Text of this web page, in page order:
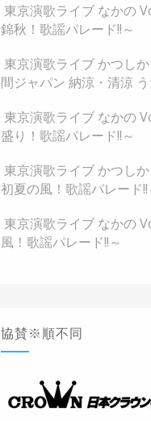
東京演歌ライブ なかの
錦秋！歌謡パレード!!～
東京演歌ライブ かつし
間ジャパン 納涼・清涼
東京演歌ライブ なかの
盛り！歌謡パレード!!～
東京演歌ライブ かつし
初夏の風！歌謡パレード!!
東京演歌ライブ なかの
風！歌謡パレード!!～
協賛※順不同